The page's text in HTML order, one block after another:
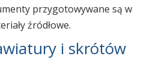
przygotowywane są w
źródłowe.
i skrótów